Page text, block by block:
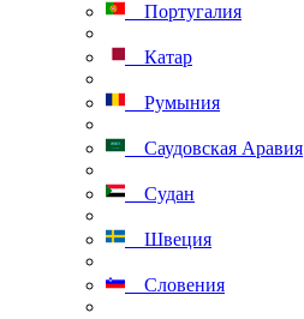
Португалия
Катар
Румыния
Саудовская Аравия
Судан
Швеция
Словения